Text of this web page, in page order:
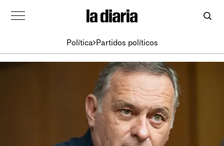
Política Partidos políticos